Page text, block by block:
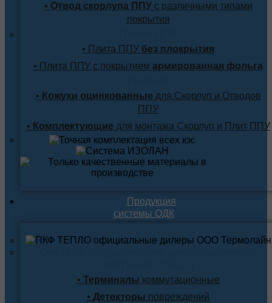
• Отвод скорлупа ППУс различными типами
покрытия
• Плита ППУ без плокрытия
• Плита ППУ с покрытием армированная фольга
• Кожухи оцинкованные для Скорлуп и Отводов
ППУ
• Комплектующие для монтажа Скорлуп и Плит ППУ
Продукция
системы ОДК
• Терминалы коммутационные
• Детекторы повреждений